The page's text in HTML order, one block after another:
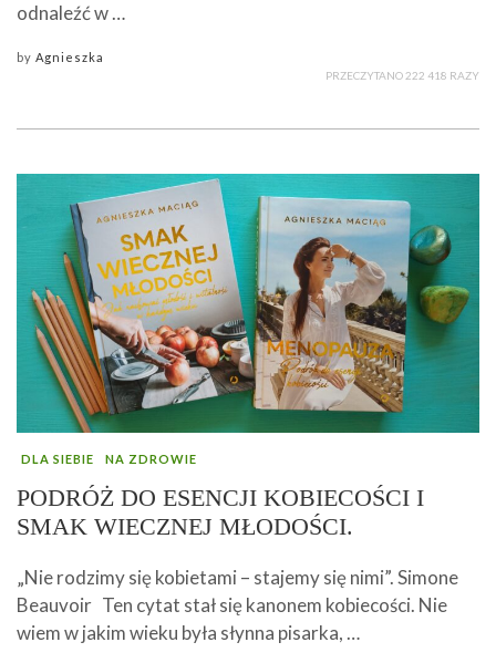
odnaleźć w …
by Agnieszka
PRZECZYTANO 222 418 RAZY
DLA SIEBIE NA ZDROWIE
PODRÓŻ DO ESENCJI KOBIECOŚCI I
SMAK WIECZNEJ MŁODOŚCI.
„Nie rodzimy się kobietami – stajemy się nimi”. Simone
Beauvoir Ten cytat stał się kanonem kobiecości. Nie
wiem w jakim wieku była słynna pisarka, …